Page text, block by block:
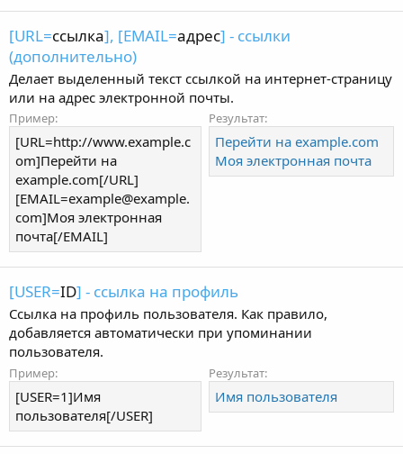
[URL=ссылка], [EMAIL=адрес] - ссылки
(дополнительно)
Делает выделенный текст ссылкой на интернет-страницу
или на адрес электронной почты.
Пример:
[URL=http://www.example.c
om]Перейти на
example.com[/URL]
[EMAIL=example@example.
com]Моя электронная
почта[/EMAIL]
Результат:
Перейти на example.com
Моя электронная почта
[USER=ID] - ссылка на профиль
Ссылка на профиль пользователя. Как правило,
добавляется автоматически при упоминании
пользователя.
Пример:
[USER=1]Имя
пользователя[/USER]
Результат:
Имя пользователя